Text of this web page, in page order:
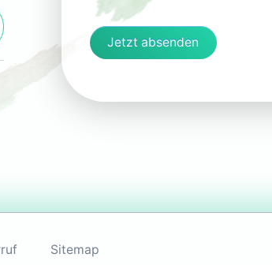
Jetzt absenden
Sitemap